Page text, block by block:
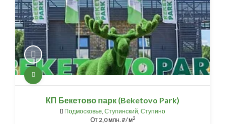
КП Бекетово парк (Beketovo Park)
Подмосковье, Ступинский, Ступино
От2,0 млн. ⃏/ м2